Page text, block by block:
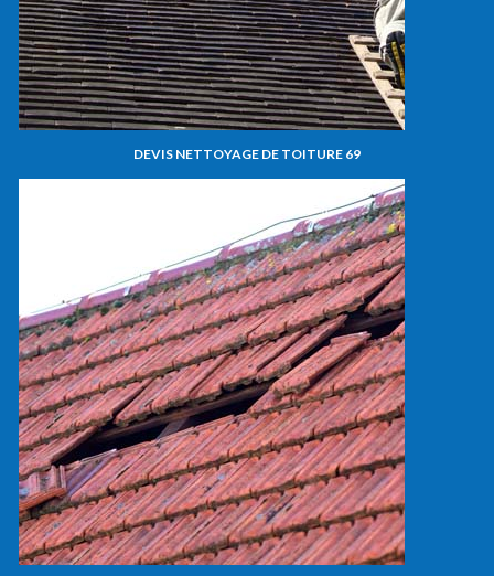
DEVIS NETTOYAGE DE TOITURE 69